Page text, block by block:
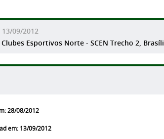
09/2012
Esportivos Norte - SCEN Trecho 2,
28/08/2012
em: 13/09/2012